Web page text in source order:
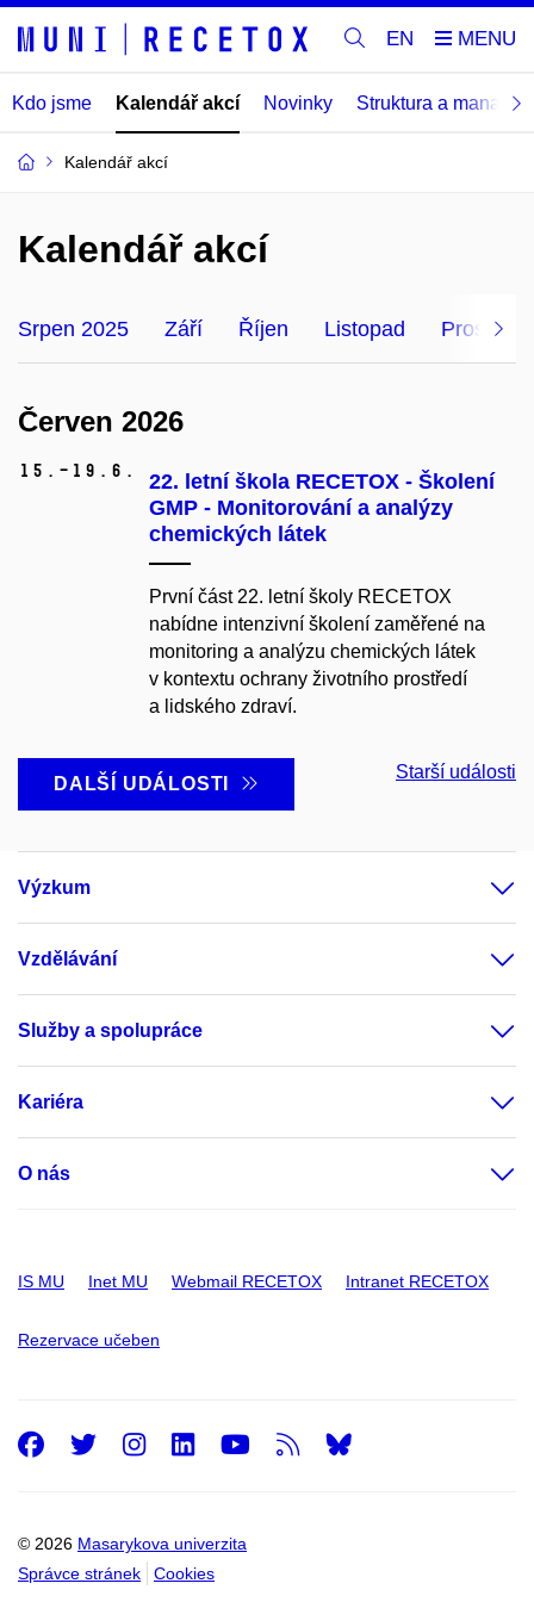
EN
Kdo jsme Kalendář akcí Novinky Struktura a
Kalendář akcí
Kalendář akcí
Srpen 2025 Září Říjen Listopad Prosinec
Červen 2026
15.–19. 6.
22. letní škola RECETOX - Školení
GMP - Monitorování a analýzy
chemických látek
První část 22. letní školy RECETOX
nabídne intenzivní školení zaměřené na
monitoring a analýzu chemických látek
v kontextu ochrany životního prostředí
a lidského zdraví.
DALŠÍ UDÁLOSTI
Starší události
Výzkum
Vzdělávání
Služby a spolupráce
Kariéra
O nás
IS MU Inet MU Webmail RECETOX Intranet RECETOX
Rezervace učeben
© 2026 Masarykova univerzita
Správce stránek
Cookies
Facebook
Twitter
Instagram
LinkedIn
Youtube
RSS